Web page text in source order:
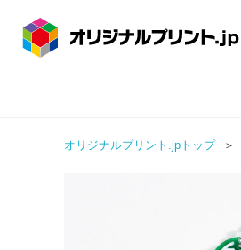
オリジナルプリント.jpトップ